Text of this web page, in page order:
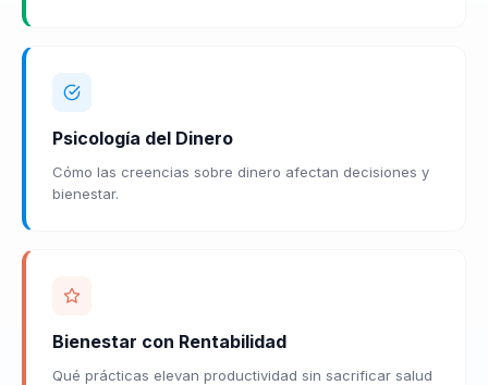
Psicología del Dinero
Cómo las creencias sobre dinero afectan decisiones y
bienestar.
Bienestar con Rentabilidad
Qué prácticas elevan productividad sin sacrificar salud